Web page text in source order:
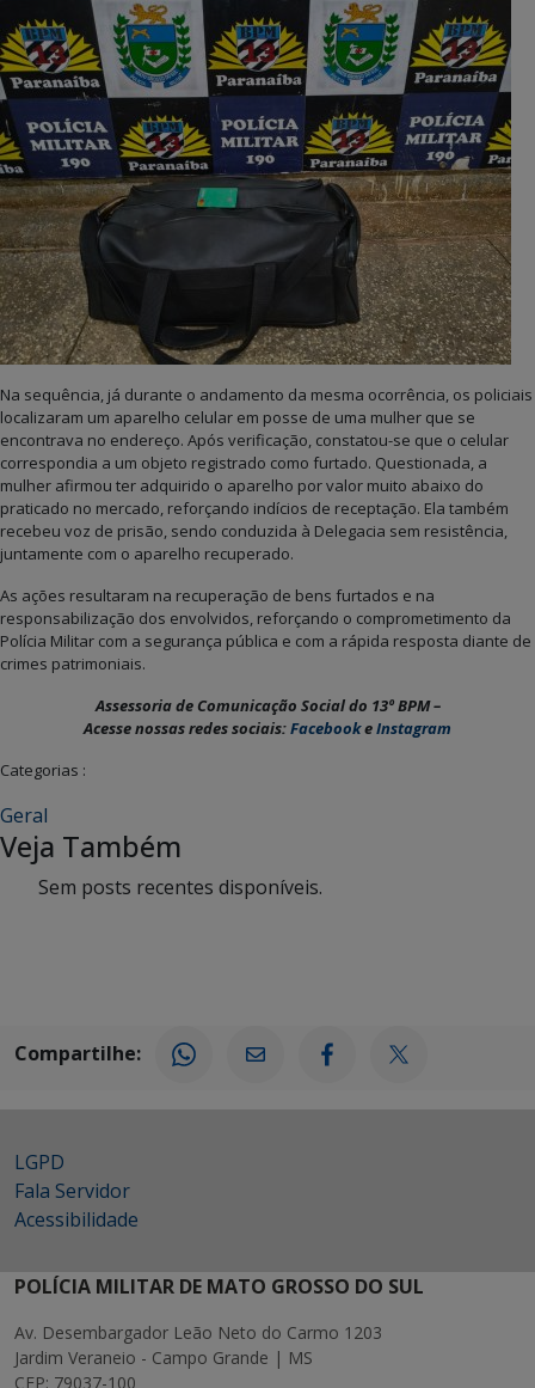
Na sequência, já durante o andamento da mesma ocorrência, os policiais
localizaram um aparelho celular em posse de uma mulher que se
encontrava no endereço. Após verificação, constatou-se que o celular
correspondia a um objeto registrado como furtado. Questionada, a
mulher afirmou ter adquirido o aparelho por valor muito abaixo do
praticado no mercado, reforçando indícios de receptação. Ela também
recebeu voz de prisão, sendo conduzida à Delegacia sem resistência,
juntamente com o aparelho recuperado.
As ações resultaram na recuperação de bens furtados e na
responsabilização dos envolvidos, reforçando o comprometimento da
Polícia Militar com a segurança pública e com a rápida resposta diante de
crimes patrimoniais.
Assessoria de Comunicação Social do 13º BPM –
Acesse nossas redes sociais:FacebookeInstagram
Categorias :
Geral
Veja Também
Sem posts recentes disponíveis.
Compartilhe:
LGPD
Fala Servidor
Acessibilidade
POLÍCIA MILITAR DE MATO GROSSO DO SUL
Av. Desembargador Leão Neto do Carmo 1203
Jardim Veraneio - Campo Grande | MS
CEP: 79037-100